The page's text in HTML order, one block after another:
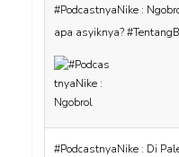
#PodcastnyaNike :
apa asyiknya?
#PodcastnyaNike : Di